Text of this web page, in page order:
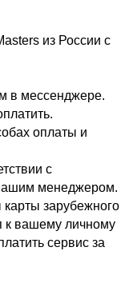
из России с
в мессенджере.
оплаты и
с
менеджером.
зарубежного
к вашему личному
сервис за